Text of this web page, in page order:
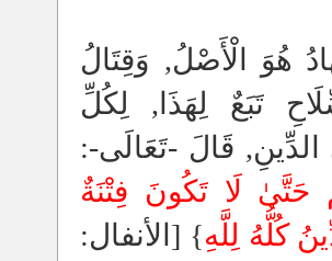
هُوَ الْأَصْلُ, وَقِتَالُ
تَبَعٌ لِهَذَا, لِكُلِّ
قَالَ -تَعَالَى-:
حَتَّىٰ لَا تَكُونَ فِتْنَةٌ
كُلُّهُ لِلَّهِ} [الأنفال: